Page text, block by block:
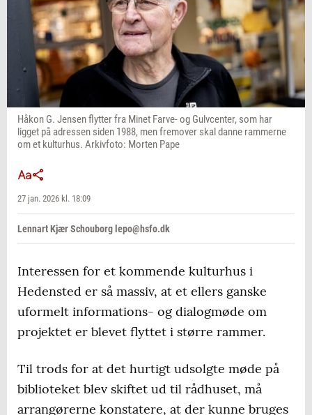
Håkon G. Jensen flytter fra Minet Farve- og Gulvcenter, som har
ligget på adressen siden 1988, men fremover skal danne rammerne
om et kulturhus. Arkivfoto: Morten Pape
27 jan. 2026 kl. 18:09
Lennart Kjær Schouborg lepo@hsfo.dk
Interessen for et kommende kulturhus i
Hedensted er så massiv, at et ellers ganske
uformelt informations- og dialogmøde om
projektet er blevet flyttet i større rammer.
Til trods for at det hurtigt udsolgte møde på
biblioteket blev skiftet ud til rådhuset, må
arrangørerne konstatere, at der kunne bruges